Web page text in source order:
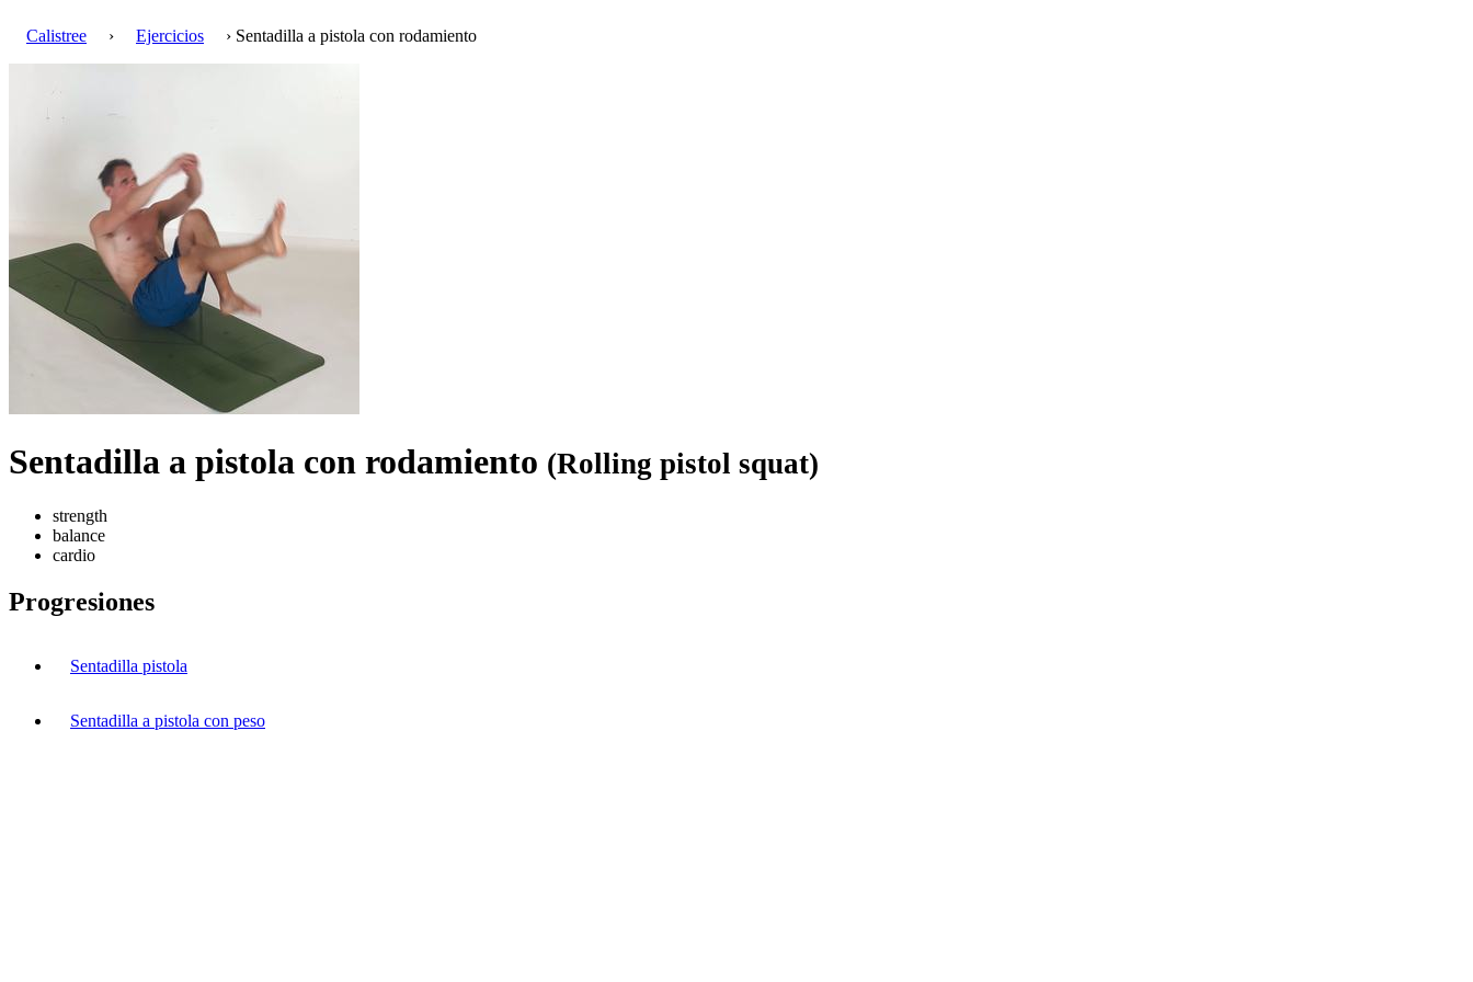
Calistree › Ejercicios › Sentadilla a pistola con rodamiento
Sentadilla a pistola con rodamiento (Rolling pistol squat)
strength
balance
cardio
Progresiones
Sentadilla pistola
Sentadilla a pistola con peso